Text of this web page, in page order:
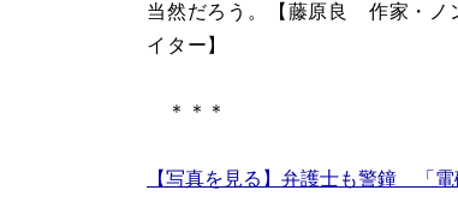
当然だろう。【藤原良 作家・ノ
イター】
＊＊＊
【写真を見る】弁護士も警鐘 「